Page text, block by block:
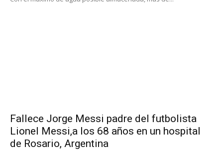
Fallece Jorge Messi padre del futbolista
Lionel Messi,a los 68 años en un hospital
de Rosario, Argentina